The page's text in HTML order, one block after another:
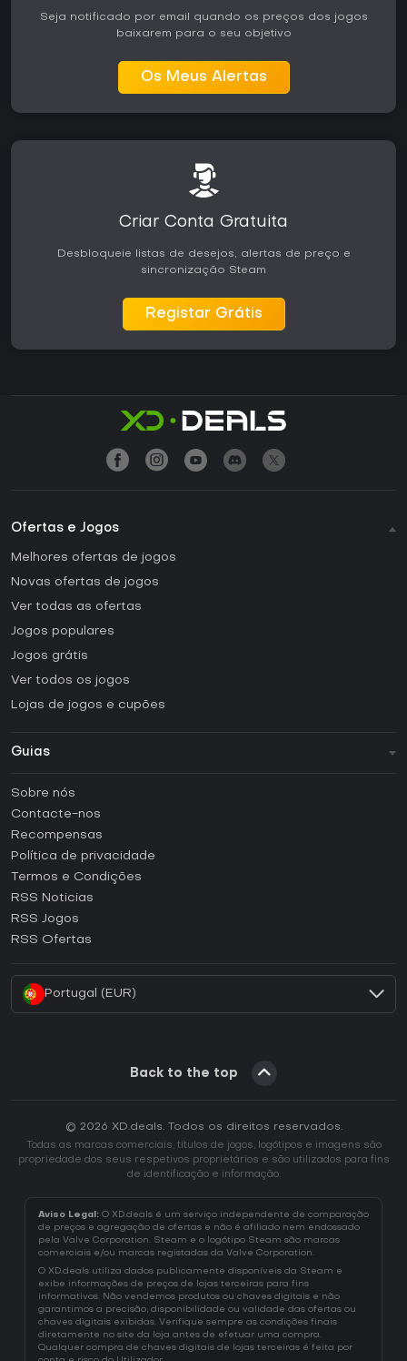
Seja notificado por email quando os preços dos jogos
baixarem para o seu objetivo
Os Meus Alertas
Criar Conta Gratuita
Desbloqueie listas de desejos, alertas de preço e
sincronização Steam
Registar Grátis
Ofertas e Jogos
Melhores ofertas de jogos
Novas ofertas de jogos
Ver todas as ofertas
Jogos populares
Jogos grátis
Ver todos os jogos
Lojas de jogos e cupões
Guias
Como ativar uma CD Key Steam?
Como ativar uma CD Key Epic Games?
Como ativar uma CD Key GOG?
Como ativar uma CD Key Ubisoft Connect?
Sobre nós
Contacte-nos
Recompensas
Política de privacidade
Termos e Condições
RSS Noticias
RSS Jogos
RSS Ofertas
Portugal (EUR)
Back to the top
© 2026 XD.deals. Todos os direitos reservados.
Todas as marcas comerciais, títulos de jogos, logótipos e imagens são
propriedade dos seus respetivos proprietários e são utilizados para fins
de identificação e informação.
Aviso Legal: O XD.deals é um serviço independente de comparação
de preços e agregação de ofertas e não é afiliado nem endossado
pela Valve Corporation. Steam e o logótipo Steam são marcas
comerciais e/ou marcas registadas da Valve Corporation.
O XD.deals utiliza dados publicamente disponíveis da Steam e
exibe informações de preços de lojas terceiras para fins
informativos. Não vendemos produtos ou chaves digitais e não
garantimos a precisão, disponibilidade ou validade das ofertas ou
chaves digitais exibidas. Verifique sempre as condições finais
diretamente no site da loja antes de efetuar uma compra.
Qualquer compra de chaves digitais de lojas terceiras é feita por